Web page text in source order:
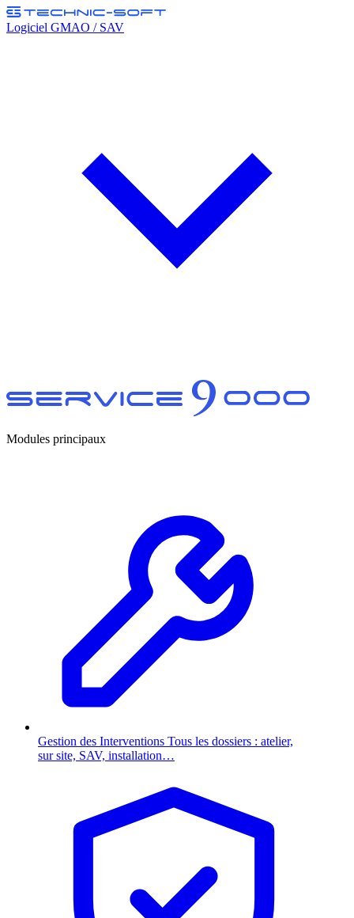
Logiciel GMAO / SAV
Modules principaux
Gestion des Interventions Tous les dossiers : atelier,
sur site, SAV, installation…